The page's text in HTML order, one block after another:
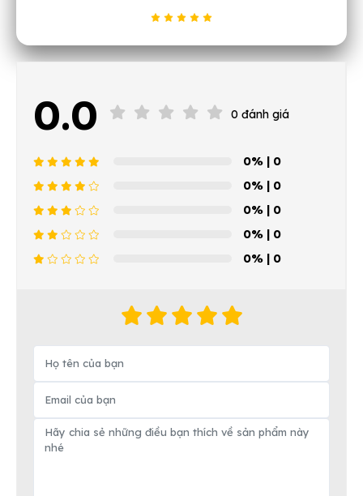
0.0 0 đánh giá
0% | 0
0% | 0
0% | 0
0% | 0
0% | 0